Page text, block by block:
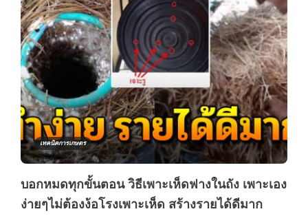
เทคนิคการเกษตร
บอกหมดทุกขั้นตอน วิธีเพาะเห็ดฟางในถัง เพาะเอง
ง่ายๆไม่ต้องง้อโรงเพาะเห็ด สร้างรายได้ดีมาก